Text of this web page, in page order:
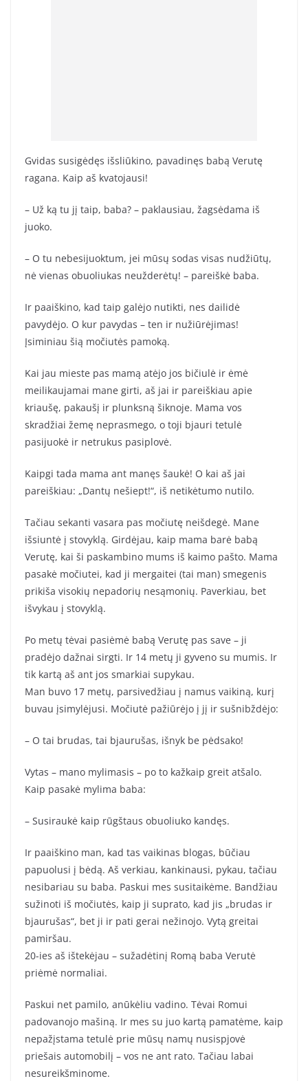
Gvidas susigėdęs išsliūkino, pavadinęs babą Verutę
ragana. Kaip aš kvatojausi!
– Už ką tu jį taip, baba? – paklausiau, žagsėdama iš
juoko.
– O tu nebesijuoktum, jei mūsų sodas visas nudžiūtų,
nė vienas obuoliukas neužderėtų! – pareiškė baba.
Ir paaiškino, kad taip galėjo nutikti, nes dailidė
pavydėjo. O kur pavydas – ten ir nužiūrėjimas!
Įsiminiau šią močiutės pamoką.
Kai jau mieste pas mamą atėjo jos bičiulė ir ėmė
meilikaujamai mane girti, aš jai ir pareiškiau apie
kriaušę, pakaušį ir plunksną šiknoje. Mama vos
skradžiai žemę neprasmego, o toji bjauri tetulė
pasijuokė ir netrukus pasiplovė.
Kaipgi tada mama ant manęs šaukė! O kai aš jai
pareiškiau: „Dantų nešiept!“, iš netikėtumo nutilo.
Tačiau sekanti vasara pas močiutę neišdegė. Mane
išsiuntė į stovyklą. Girdėjau, kaip mama barė babą
Verutę, kai ši paskambino mums iš kaimo pašto. Mama
pasakė močiutei, kad ji mergaitei (tai man) smegenis
prikiša visokių nepadorių nesąmonių. Paverkiau, bet
išvykau į stovyklą.
Po metų tėvai pasiėmė babą Verutę pas save – ji
pradėjo dažnai sirgti. Ir 14 metų ji gyveno su mumis. Ir
tik kartą aš ant jos smarkiai supykau.
Man buvo 17 metų, parsivedžiau į namus vaikiną, kurį
buvau įsimylėjusi. Močiutė pažiūrėjo į jį ir sušnibždėjo:
– O tai brudas, tai bjaurušas, išnyk be pėdsako!
Vytas – mano mylimasis – po to kažkaip greit atšalo.
Kaip pasakė mylima baba:
– Susiraukė kaip rūgštaus obuoliuko kandęs.
Ir paaiškino man, kad tas vaikinas blogas, būčiau
papuolusi į bėdą. Aš verkiau, kankinausi, pykau, tačiau
nesibariau su baba. Paskui mes susitaikėme. Bandžiau
sužinoti iš močiutės, kaip ji suprato, kad jis „brudas ir
bjaurušas“, bet ji ir pati gerai nežinojo. Vytą greitai
pamiršau.
20-ies aš ištekėjau – sužadėtinį Romą baba Verutė
priėmė normaliai.
Paskui net pamilo, anūkėliu vadino. Tėvai Romui
padovanojo mašiną. Ir mes su juo kartą pamatėme, kaip
nepažįstama tetulė prie mūsų namų nusispjovė
priešais automobilį – vos ne ant rato. Tačiau labai
nesureikšminome.